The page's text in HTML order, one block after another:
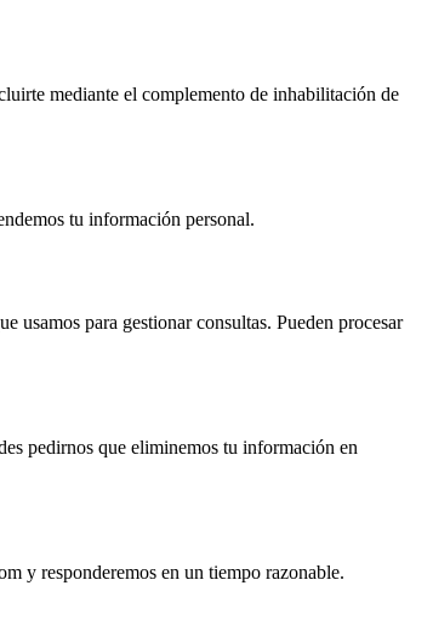
mediante el complemento de inhabilitación de
tu información personal.
para gestionar consultas. Pueden procesar
pedirnos que eliminemos tu información en
y responderemos en un tiempo razonable.